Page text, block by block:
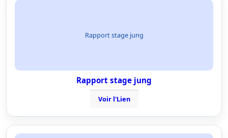
Rapport stage jung
Rapport stage jung
Voir l'Lien